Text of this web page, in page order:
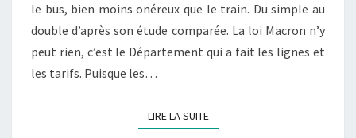
le bus, bien moins onéreux que le train. Du simple au
double d’après son étude comparée. La loi Macron n’y
peut rien, c’est le Département qui a fait les lignes et
les tarifs. Puisque les…
LIRE LA SUITELIRE LA SUITE